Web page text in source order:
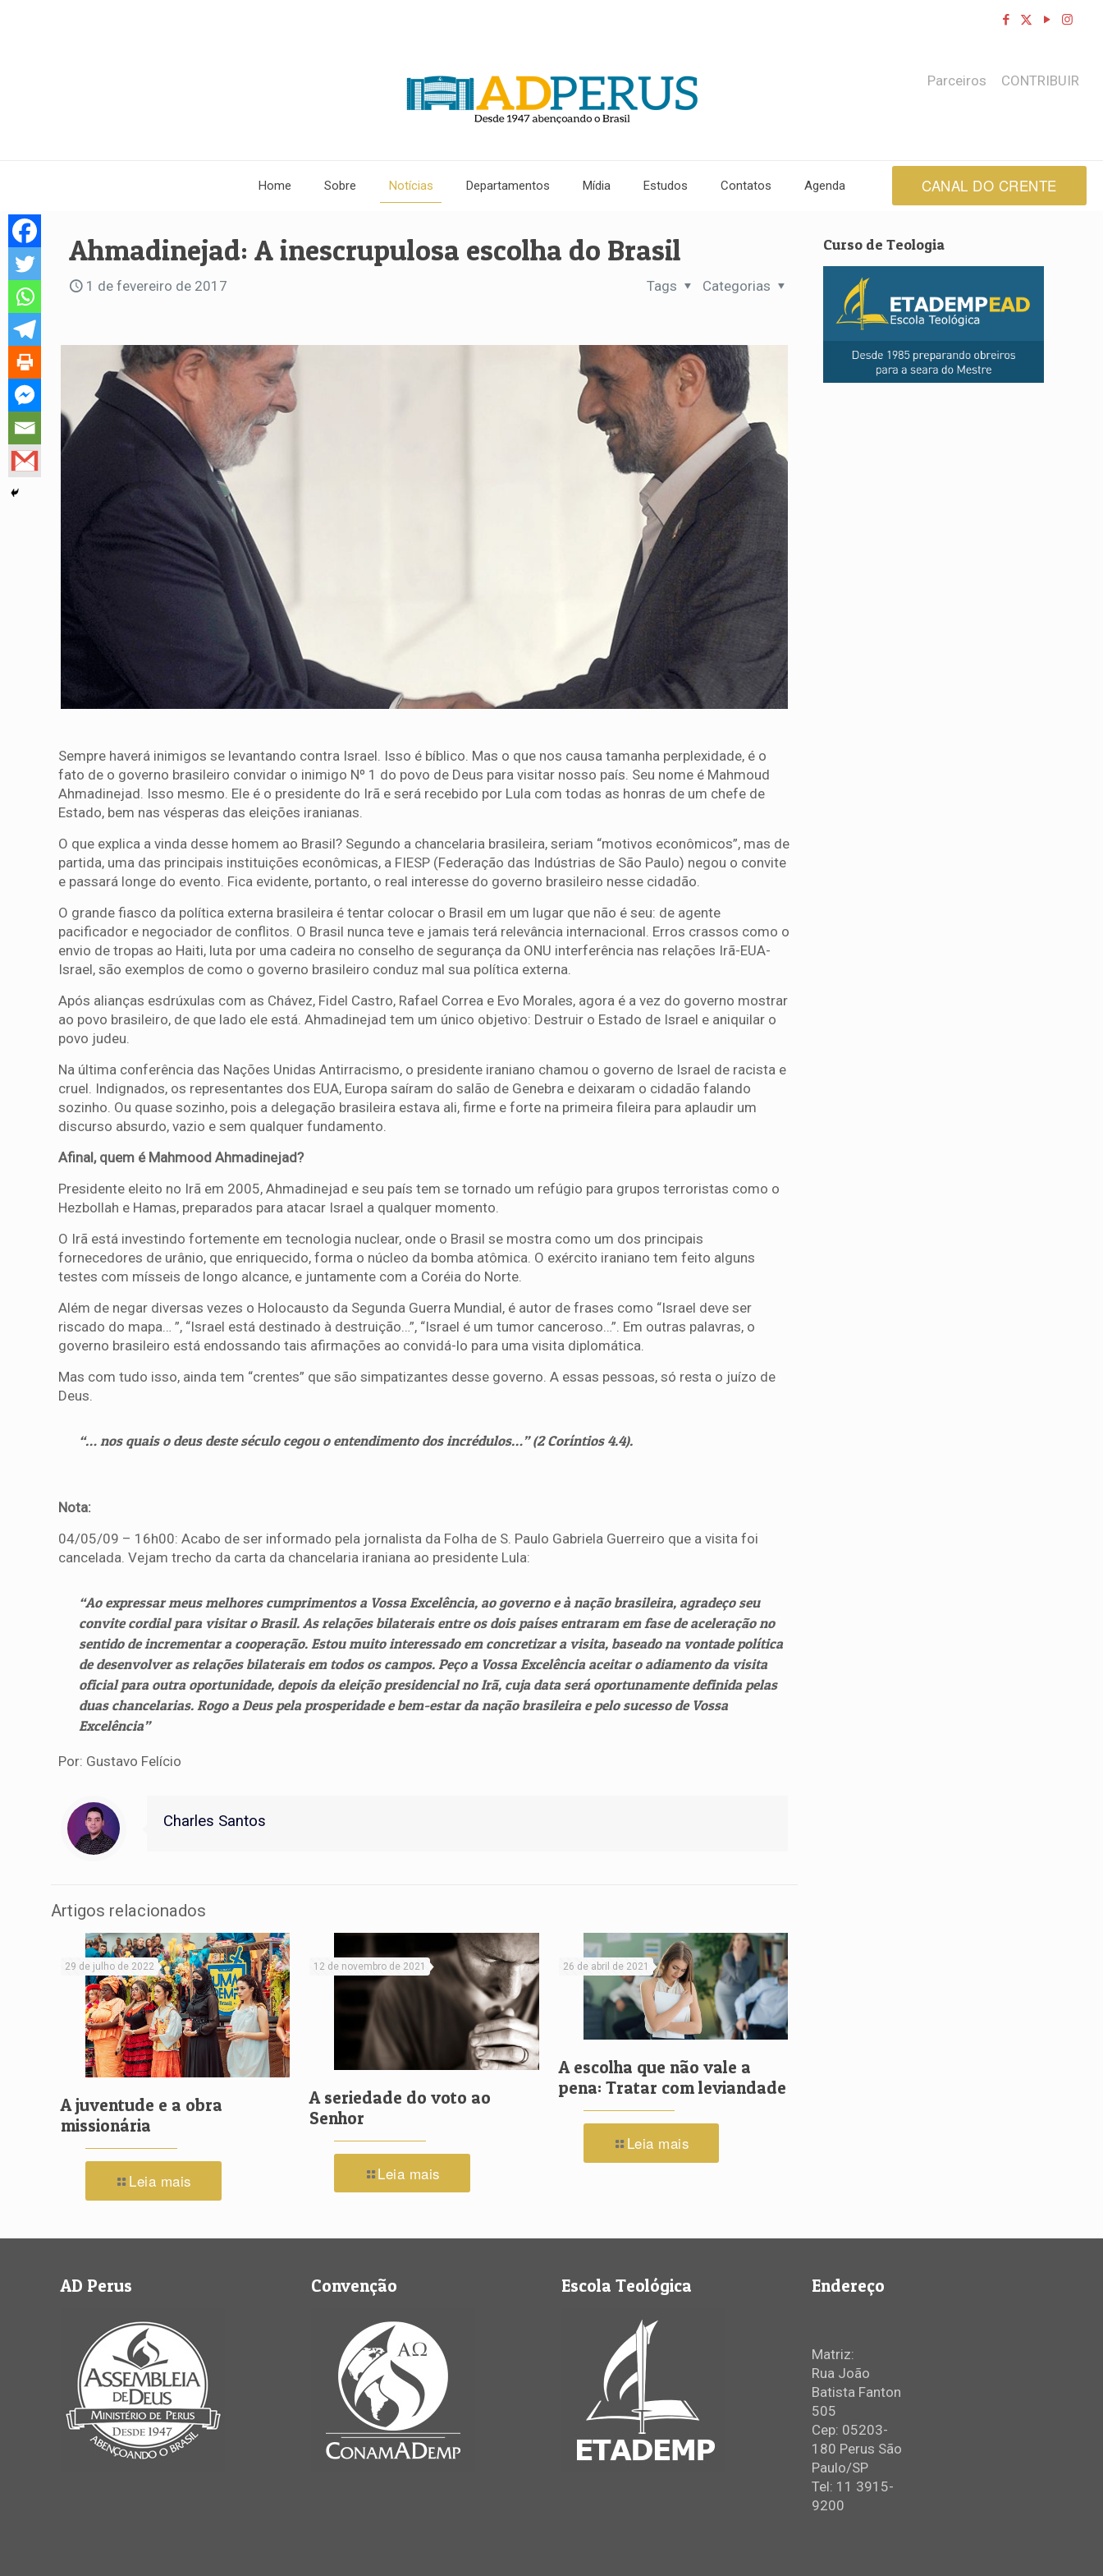
Home Sobre Notícias Departamentos Mídia Estudos Contatos Agenda
Parceiros CONTRIBUIR
CANAL DO CRENTE
Ahmadinejad: A inescrupulosa escolha do Brasil
1 de fevereiro de 2017 Categorias
Tags
Sempre haverá inimigos se levantando contra Israel. Isso é bíblico. Mas o que nos causa tamanha perplexidade, é o
fato de o governo brasileiro convidar o inimigo Nº 1 do povo de Deus para visitar nosso país. Seu nome é Mahmoud
Ahmadinejad. Isso mesmo. Ele é o presidente do Irã e será recebido por Lula com todas as honras de um chefe de
Estado, bem nas vésperas das eleições iranianas.
O que explica a vinda desse homem ao Brasil? Segundo a chancelaria brasileira, seriam “motivos econômicos”, mas de
partida, uma das principais instituições econômicas, a FIESP (Federação das Indústrias de São Paulo) negou o convite
e passará longe do evento. Fica evidente, portanto, o real interesse do governo brasileiro nesse cidadão.
O grande fiasco da política externa brasileira é tentar colocar o Brasil em um lugar que não é seu: de agente
pacificador e negociador de conflitos. O Brasil nunca teve e jamais terá relevância internacional. Erros crassos como o
envio de tropas ao Haiti, luta por uma cadeira no conselho de segurança da ONU interferência nas relações Irã-EUA-
Israel, são exemplos de como o governo brasileiro conduz mal sua política externa.
Após alianças esdrúxulas com as Chávez, Fidel Castro, Rafael Correa e Evo Morales, agora é a vez do governo mostrar
ao povo brasileiro, de que lado ele está. Ahmadinejad tem um único objetivo: Destruir o Estado de Israel e aniquilar o
povo judeu.
Na última conferência das Nações Unidas Antirracismo, o presidente iraniano chamou o governo de Israel de racista e
cruel. Indignados, os representantes dos EUA, Europa saíram do salão de Genebra e deixaram o cidadão falando
sozinho. Ou quase sozinho, pois a delegação brasileira estava ali, firme e forte na primeira fileira para aplaudir um
discurso absurdo, vazio e sem qualquer fundamento.
Afinal, quem é Mahmood Ahmadinejad?
Presidente eleito no Irã em 2005, Ahmadinejad e seu país tem se tornado um refúgio para grupos terroristas como o
Hezbollah e Hamas, preparados para atacar Israel a qualquer momento.
O Irã está investindo fortemente em tecnologia nuclear, onde o Brasil se mostra como um dos principais
fornecedores de urânio, que enriquecido, forma o núcleo da bomba atômica. O exército iraniano tem feito alguns
testes com mísseis de longo alcance, e juntamente com a Coréia do Norte.
Além de negar diversas vezes o Holocausto da Segunda Guerra Mundial, é autor de frases como “Israel deve ser
riscado do mapa… ”, “Israel está destinado à destruição…”, “Israel é um tumor canceroso…”. Em outras palavras, o
governo brasileiro está endossando tais afirmações ao convidá-lo para uma visita diplomática.
Mas com tudo isso, ainda tem “crentes” que são simpatizantes desse governo. A essas pessoas, só resta o juízo de
Deus.
“… nos quais o deus deste século cegou o entendimento dos incrédulos…” (2 Coríntios 4.4).
Nota:
04/05/09 – 16h00: Acabo de ser informado pela jornalista da Folha de S. Paulo Gabriela Guerreiro que a visita foi
cancelada. Vejam trecho da carta da chancelaria iraniana ao presidente Lula:
“Ao expressar meus melhores cumprimentos a Vossa Excelência, ao governo e à nação brasileira, agradeço seu
convite cordial para visitar o Brasil. As relações bilaterais entre os dois países entraram em fase de aceleração no
sentido de incrementar a cooperação. Estou muito interessado em concretizar a visita, baseado na vontade política
de desenvolver as relações bilaterais em todos os campos. Peço a Vossa Excelência aceitar o adiamento da visita
oficial para outra oportunidade, depois da eleição presidencial no Irã, cuja data será oportunamente definida pelas
duas chancelarias. Rogo a Deus pela prosperidade e bem-estar da nação brasileira e pelo sucesso de Vossa
Excelência”
Por: Gustavo Felício
Charles Santos
Artigos relacionados
29 de julho de 2022
A juventude e a obra
missionária
Leia mais
12 de novembro de 2021
A seriedade do voto ao
Senhor
Leia mais
26 de abril de 2021
A escolha que não vale a
pena: Tratar com leviandade
Leia mais
Curso de Teologia
AD Perus Convenção Escola Teológica Endereço
Matriz:
Rua João
Batista Fanton
505
Cep: 05203-
180 Perus São
Paulo/SP
Tel: 11 3915-
9200